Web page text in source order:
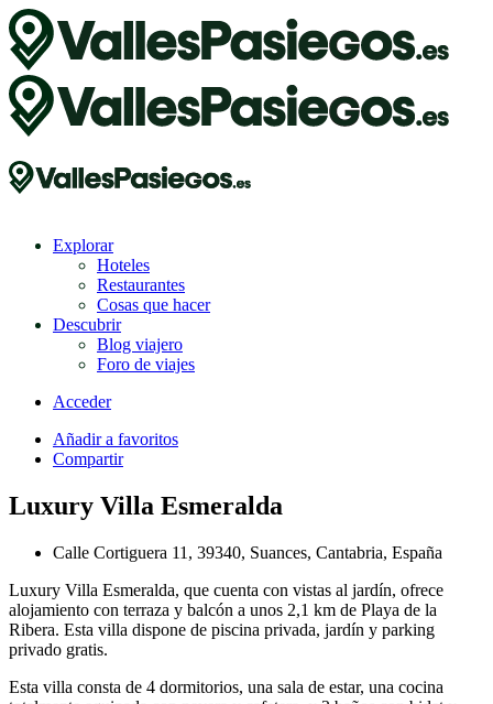
Explorar
Hoteles
Restaurantes
Cosas que hacer
Descubrir
Blog viajero
Foro de viajes
Acceder
Añadir a favoritos
Compartir
Luxury Villa Esmeralda
Calle Cortiguera 11, 39340, Suances, Cantabria, España
Luxury Villa Esmeralda, que cuenta con vistas al jardín, ofrece
alojamiento con terraza y balcón a unos 2,1 km de Playa de la
Ribera. Esta villa dispone de piscina privada, jardín y parking
privado gratis.
Esta villa consta de 4 dormitorios, una sala de estar, una cocina